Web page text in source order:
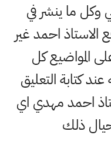
ما ينشر في
الاستاذ احمد غير
المواضيع كل
التعليق
احمد مهدي اي
ذلك